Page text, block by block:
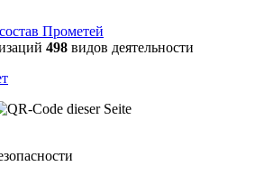
498 видов деятельности